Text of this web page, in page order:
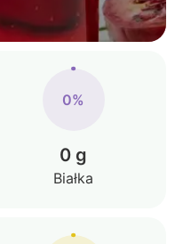
0%
0 g
Białka